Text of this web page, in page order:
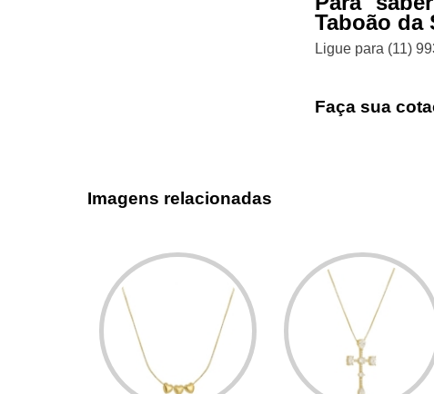
Taboão da
Ligue para (11)
Faça sua
Imagens relacionadas